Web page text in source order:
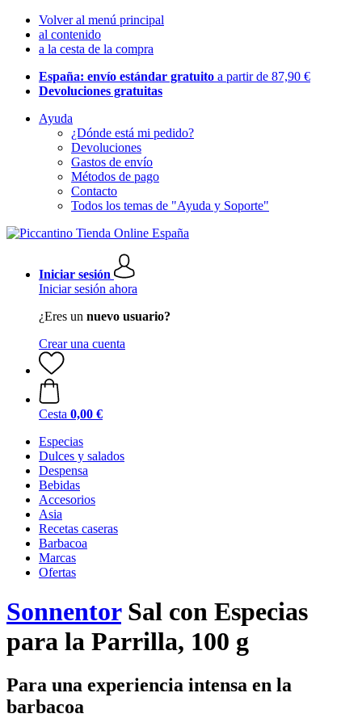
Volver al menú principal
al contenido
a la cesta de la compra
España: envío estándar gratuito a partir de 87,90 €
Devoluciones gratuitas
Ayuda
¿Dónde está mi pedido?
Devoluciones
Gastos de envío
Métodos de pago
Contacto
Todos los temas de "Ayuda y Soporte"
Iniciar sesión
Iniciar sesión ahora
¿Eres un nuevo usuario?
Crear una cuenta
Cesta 0,00 €
Especias
Dulces y salados
Despensa
Bebidas
Accesorios
Asia
Recetas caseras
Barbacoa
Marcas
Ofertas
SonnentorSal con Especias
para la Parrilla, 100 g
Para una experiencia intensa en la
barbacoa